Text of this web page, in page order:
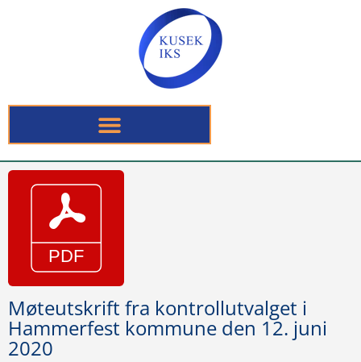
Møteutskrift fra kontrollutvalget i
Hammerfest kommune den 12. juni
2020